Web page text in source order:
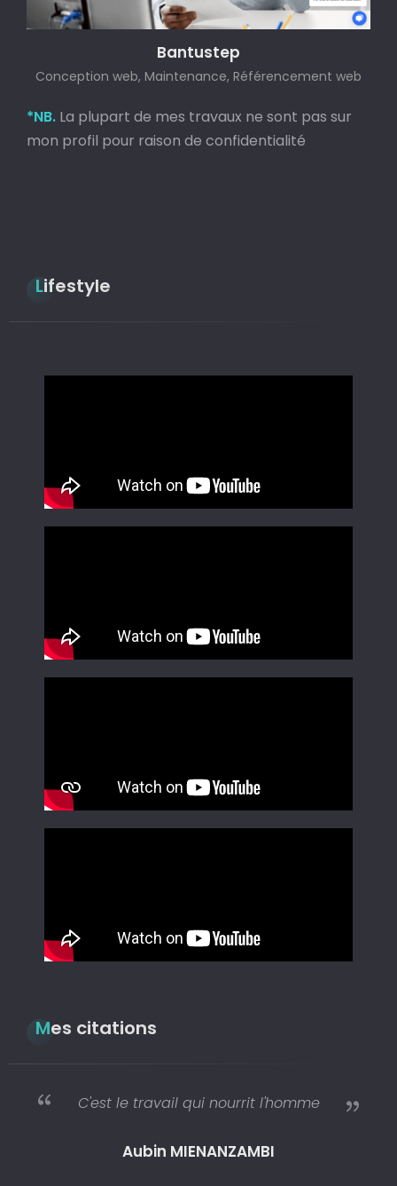
Bantustep
Conception web, Maintenance, Référencement web
*NB. La plupart de mes travaux ne sont pas sur
mon profil pour raison de confidentialité
Lifestyle
Mes citations
C'est le travail qui nourrit l'homme
Aubin MIENANZAMBI